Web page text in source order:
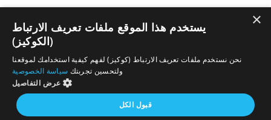
×
يستخدم هذا الموقع ملفات تعريف الارتباط
(الكوكيز)
نحن نستخدم ملفات تعريف الارتباط (كوكيز) لفهم كيفية استخدامك لموقعنا
ولتحسين تجربتك سياسة الخصوصية
عرض التفاصيل
قبول الكل